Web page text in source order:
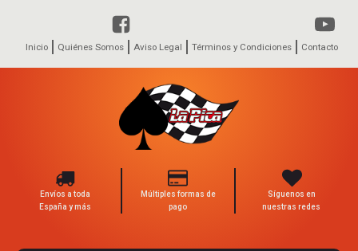
Inicio Quiénes Somos Aviso Legal Términos y Condiciones Contacto
Envíos a toda
España y más
Múltiples formas de
pago
Síguenos en
nuestras redes